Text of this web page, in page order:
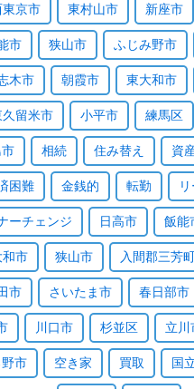
東京市 東村山市 新座市
市 狭山市 ふじみ野市
木市 朝霞市 東大和市
久留米市 小平市 練馬区
相続 住み替え 資
困難 金銭的 転勤
ーチェンジ 日高市 飯能
市 狭山市 入間郡三芳
市 さいたま市 春日部市
川口市 杉並区 立川
市 空き家 買取 国